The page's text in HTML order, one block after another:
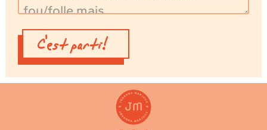
C'est parti!